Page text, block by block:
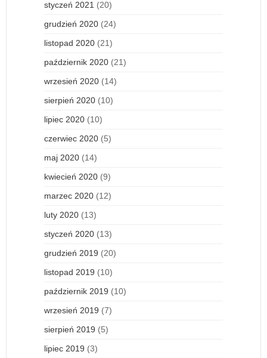
styczeń 2021 (20)
grudzień 2020 (24)
listopad 2020 (21)
październik 2020 (21)
wrzesień 2020 (14)
sierpień 2020 (10)
lipiec 2020 (10)
czerwiec 2020 (5)
maj 2020 (14)
kwiecień 2020 (9)
marzec 2020 (12)
luty 2020 (13)
styczeń 2020 (13)
grudzień 2019 (20)
listopad 2019 (10)
październik 2019 (10)
wrzesień 2019 (7)
sierpień 2019 (5)
lipiec 2019 (3)